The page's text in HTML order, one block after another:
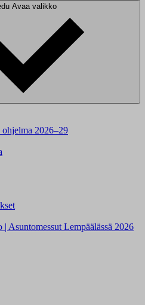
Avaa valikko
ohjelma 2026–29
Asuntomessut Lempäälässä 2026